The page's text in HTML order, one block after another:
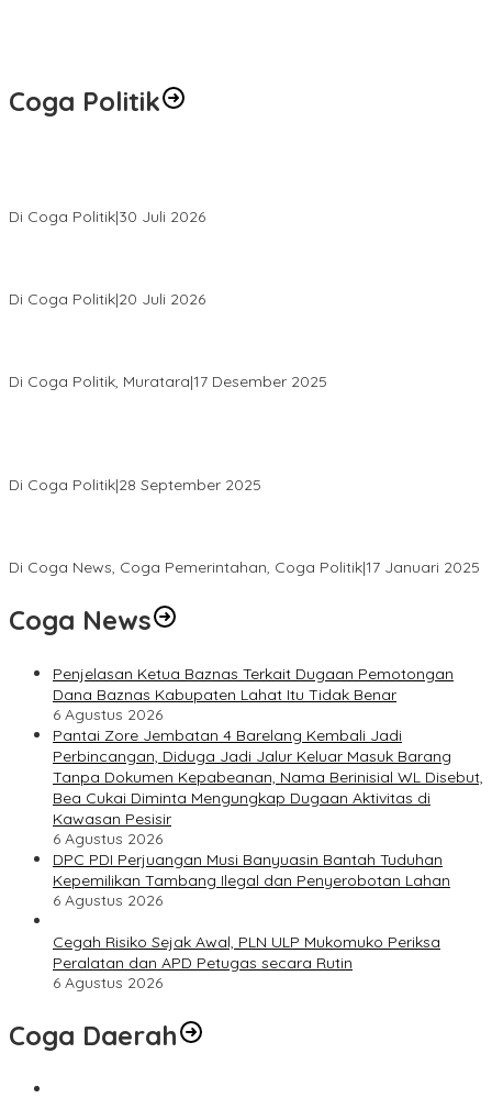
Coga Politik
Di Coga Politik|30 Juli 2026
Di Coga Politik|20 Juli 2026
Di Coga Politik, Muratara|17 Desember 2025
Di Coga Politik|28 September 2025
Di Coga News, Coga Pemerintahan, Coga Politik|17 Januari 2025
Coga News
Penjelasan Ketua Baznas Terkait Dugaan Pemotongan
Dana Baznas Kabupaten Lahat Itu Tidak Benar
6 Agustus 2026
Pantai Zore Jembatan 4 Barelang Kembali Jadi
Perbincangan, Diduga Jadi Jalur Keluar Masuk Barang
Tanpa Dokumen Kepabeanan, Nama Berinisial WL Disebut,
Bea Cukai Diminta Mengungkap Dugaan Aktivitas di
Kawasan Pesisir
6 Agustus 2026
DPC PDI Perjuangan Musi Banyuasin Bantah Tuduhan
Kepemilikan Tambang Ilegal dan Penyerobotan Lahan
6 Agustus 2026
Cegah Risiko Sejak Awal, PLN ULP Mukomuko Periksa
Peralatan dan APD Petugas secara Rutin
6 Agustus 2026
Coga Daerah